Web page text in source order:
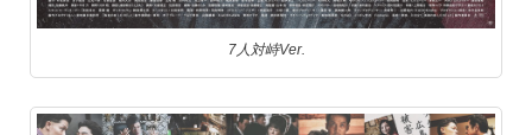
7人対峙Ver.